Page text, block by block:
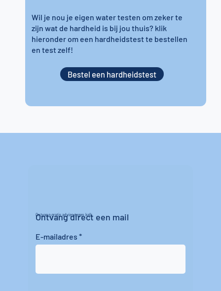
Wil je nou je eigen water testen om zeker te
zijn wat de hardheid is bij jou thuis? klik
hieronder om een hardheidstest te bestellen
en test zelf!
Bestel een hardheidstest
Ontvang gratis advies tegen kalk
Ontvang direct een mail
E-mailadres